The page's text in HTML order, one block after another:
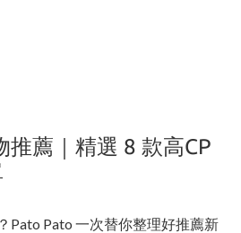
推薦｜精選 8 款高CP
Pato Pato 一次替你整理好推薦新